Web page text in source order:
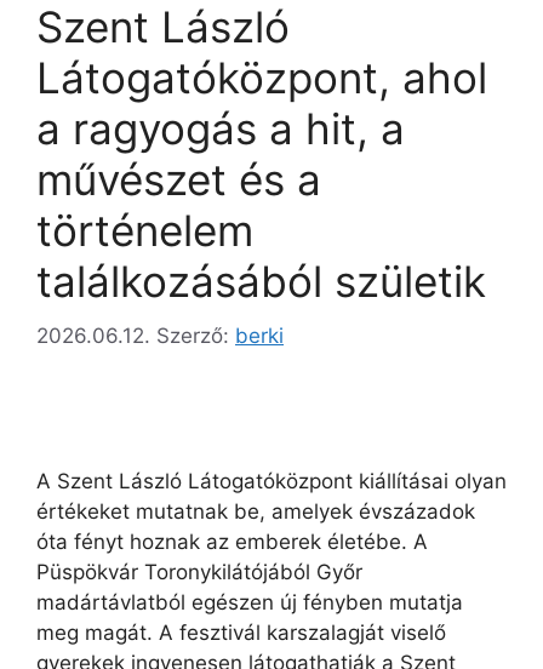
Szent László
Látogatóközpont, ahol
a ragyogás a hit, a
művészet és a
történelem
találkozásából születik
2026.06.12. Szerző: berki
A Szent László Látogatóközpont kiállításai olyan
értékeket mutatnak be, amelyek évszázadok
óta fényt hoznak az emberek életébe. A
Püspökvár Toronykilátójából Győr
madártávlatból egészen új fényben mutatja
meg magát. A fesztivál karszalagját viselő
gyerekek ingyenesen látogathatják a Szent